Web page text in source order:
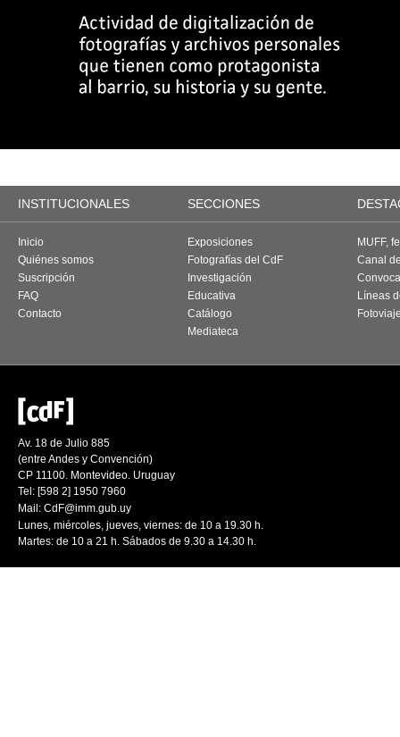
INSTITUCIONALES SECCIONES
Inicio
Quiénes somos
Suscripción
FAQ
Contacto
Exposiciones
Fotografías del CdF
Investigación
Educativa
Catálogo
Mediateca
MUFF,
Canal
Líneas
Av. 18 de Julio 885
(entre Andes y Convención)
CP 11100. Montevideo. Uruguay
Tel: [598 2] 1950 7960
Mail: CdF@imm.gub.uy
Lunes, miércoles, jueves, viernes: de 10 a 19.30 h.
Martes: de 10 a 21 h. Sábados de 9.30 a 14.30 h.